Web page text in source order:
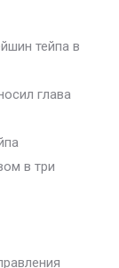
тейпа в
глава
в три